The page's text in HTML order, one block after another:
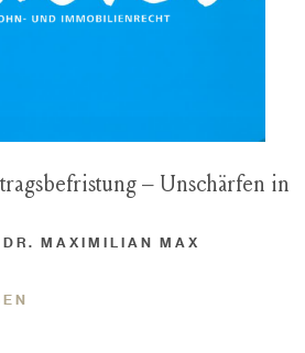
– Unschärfen in
MAXIMILIAN MAX